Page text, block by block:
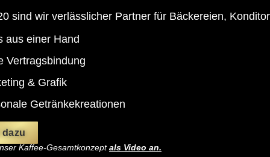
sind wir verlässlicher Partner für Bäckereien,
aus einer Hand
Vertragsbindung
& Grafik
Getränkekreationen
dazu
Kaffee-Gesamtkonzept als Video an.